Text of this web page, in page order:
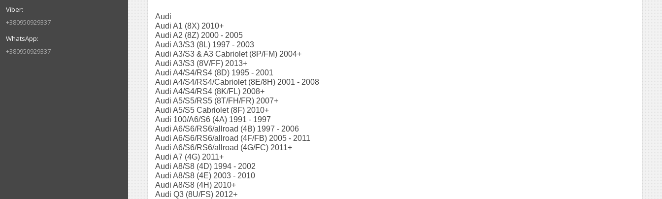
+380950929337
+380950929337
Audi
Audi A1 (8X) 2010+
Audi A2 (8Z) 2000 - 2005
Audi A3/S3 (8L) 1997 - 2003
Audi A3/S3 & A3 Cabriolet (8P/FM) 2004+
Audi A3/S3 (8V/FF) 2013+
Audi A4/S4/RS4 (8D) 1995 - 2001
Audi A4/S4/RS4/Cabriolet (8E/8H) 2001 - 2008
Audi A4/S4/RS4 (8K/FL) 2008+
Audi A5/S5/RS5 (8T/FH/FR) 2007+
Audi A5/S5 Cabriolet (8F) 2010+
Audi 100/A6/S6 (4A) 1991 - 1997
Audi A6/S6/RS6/allroad (4B) 1997 - 2006
Audi A6/S6/RS6/allroad (4F/FB) 2005 - 2011
Audi A6/S6/RS6/allroad (4G/FC) 2011+
Audi A7 (4G) 2011+
Audi A8/S8 (4D) 1994 - 2002
Audi A8/S8 (4E) 2003 - 2010
Audi A8/S8 (4H) 2010+
Audi Q3 (8U/FS) 2012+